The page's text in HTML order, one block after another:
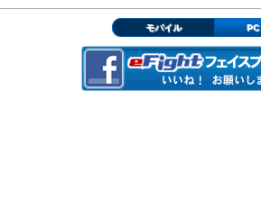
モバイル PC